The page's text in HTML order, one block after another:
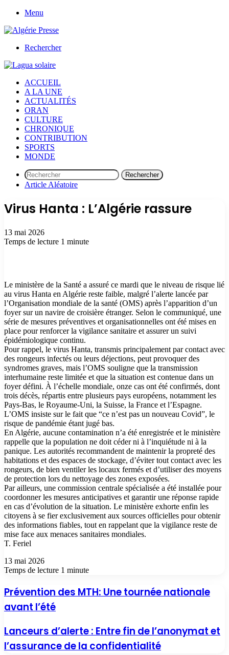
Menu
Rechercher
ACCUEIL
A LA UNE
ACTUALITÉS
ORAN
CULTURE
CHRONIQUE
CONTRIBUTION
SPORTS
MONDE
Rechercher
Article Aléatoire
Virus Hanta : L’Algérie rassure
13 mai 2026
Temps de lecture 1 minute
Le ministère de la Santé a assuré ce mardi que le niveau de risque lié
au virus Hanta en Algérie reste faible, malgré l’alerte lancée par
l’Organisation mondiale de la santé (OMS) après l’apparition d’un
foyer sur un navire de croisière étranger. Selon le communiqué, une
série de mesures préventives et organisationnelles ont été mises en
place pour renforcer la vigilance sanitaire et assurer un suivi
épidémiologique continu.
Pour rappel, le virus Hanta, transmis principalement par contact avec
des rongeurs infectés ou leurs déjections, peut provoquer des
syndromes graves, mais l’OMS souligne que la transmission
interhumaine reste limitée et que la situation est contenue dans un
foyer défini. À l’échelle mondiale, onze cas ont été confirmés, dont
trois décès, répartis entre plusieurs pays européens, notamment les
Pays-Bas, le Royaume-Uni, la Suisse, la France et l’Espagne.
L’OMS insiste sur le fait que “ce n’est pas un nouveau Covid”, le
risque de pandémie étant jugé bas.
En Algérie, aucune contamination n’a été enregistrée et le ministère
rappelle que la population ne doit céder ni à l’inquiétude ni à la
panique. Les autorités recommandent de maintenir la propreté des
habitations et des espaces de stockage, d’éviter tout contact avec les
rongeurs, de bien ventiler les locaux fermés et d’utiliser des moyens
de protection lors du nettoyage des zones exposées.
Par ailleurs, une commission centrale spécialisée a été installée pour
coordonner les mesures anticipatives et garantir une réponse rapide
en cas d’évolution de la situation. Le ministère exhorte enfin les
citoyens à se fier exclusivement aux sources officielles pour obtenir
des informations fiables, tout en rappelant que la vigilance reste de
mise face aux menaces sanitaires mondiales.
T. Feriel
13 mai 2026
Temps de lecture 1 minute
Prévention des MTH: Une tournée nationale
avant l’été
Lanceurs d’alerte : Entre fin de l’anonymat et
l’assurance de la confidentialité